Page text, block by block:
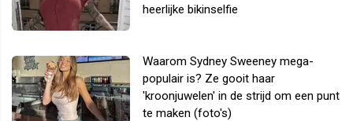
heerlijke bikinselfie
Waarom Sydney Sweeney mega-
populair is? Ze gooit haar
'kroonjuwelen' in de strijd om een punt
te maken (foto's)